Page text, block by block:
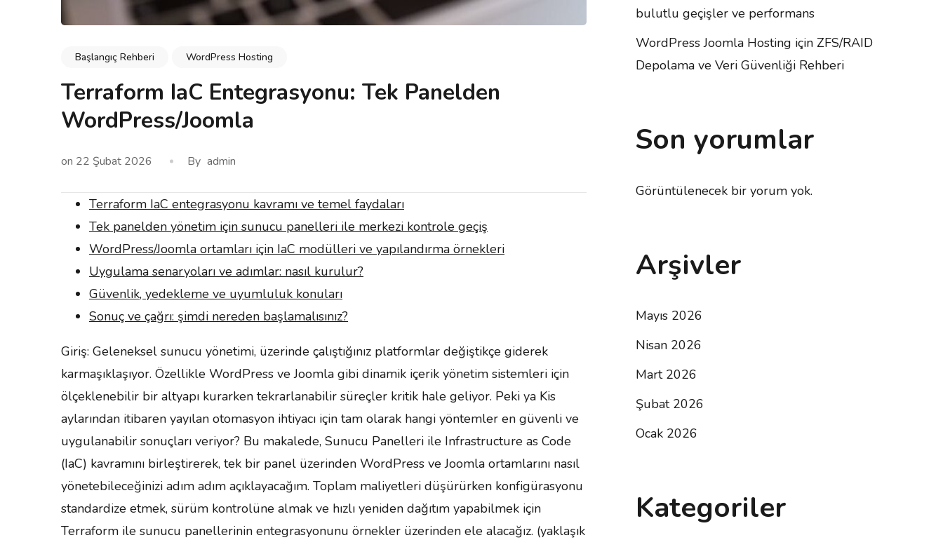
Başlangıç Rehberi WordPress Hosting
Terraform IaC Entegrasyonu: Tek Panelden
WordPress/Joomla
on 22 Şubat 2026 By admin
Terraform IaC entegrasyonu kavramı ve temel faydaları
Tek panelden yönetim için sunucu panelleri ile merkezi kontrole geçiş
WordPress/Joomla ortamları için IaC modülleri ve yapılandırma örnekleri
Uygulama senaryoları ve adımlar: nasıl kurulur?
Güvenlik, yedekleme ve uyumluluk konuları
Sonuç ve çağrı: şimdi nereden başlamalısınız?
Giriş: Geleneksel sunucu yönetimi, üzerinde çalıştığınız platformlar değiştikçe giderek
karmaşıklaşıyor. Özellikle WordPress ve Joomla gibi dinamik içerik yönetim sistemleri için
ölçeklenebilir bir altyapı kurarken tekrarlanabilir süreçler kritik hale geliyor. Peki ya Kis
aylarından itibaren yayılan otomasyon ihtiyacı için tam olarak hangi yöntemler en güvenli ve
uygulanabilir sonuçları veriyor? Bu makalede, Sunucu Panelleri ile Infrastructure as Code
(IaC) kavramını birleştirerek, tek bir panel üzerinden WordPress ve Joomla ortamlarını nasıl
yönetebileceğinizi adım adım açıklayacağım. Toplam maliyetleri düşürürken konfigürasyonu
standardize etmek, sürüm kontrolüne almak ve hızlı yeniden dağıtım yapabilmek için
Terraform ile sunucu panellerinin entegrasyonunu örnekler üzerinden ele alacağız. (yaklaşık
bulutlu geçişler ve performans
WordPress Joomla Hosting için ZFS/RAID
Depolama ve Veri Güvenliği Rehberi
Son yorumlar
Görüntülenecek bir yorum yok.
Arşivler
Mayıs 2026
Nisan 2026
Mart 2026
Şubat 2026
Ocak 2026
Kategoriler